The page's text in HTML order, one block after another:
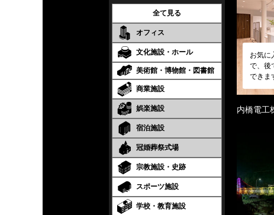
全て見る
オフィス
文化施設・ホール
美術館・博物館・図書館
商業施設
娯楽施設
宿泊施設
冠婚葬祭式場
宗教施設・史跡
スポーツ施設
学校・教育施設
お気に
で、後
できま
内橋電工